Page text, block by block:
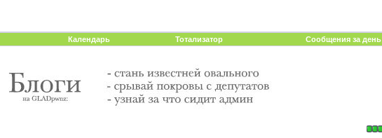
Календарь Тотализатор Сообщения за день